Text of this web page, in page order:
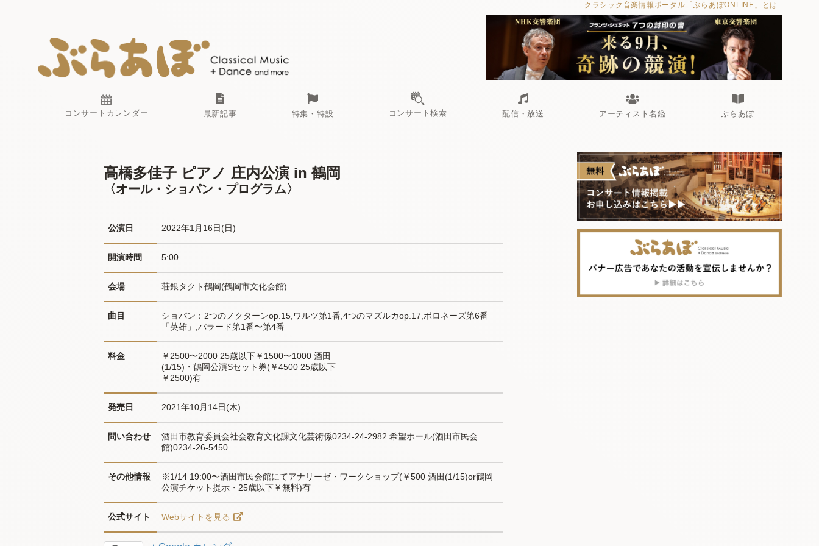
クラシック音楽情報ポータル「ぶらあぼONLINE」とは
コンサートカレンダー 最新記事 特集・特設 コンサート検索 配信・放送 アーティスト名鑑 ぶらあぼ
高橋多佳子 ピアノ 庄内公演 in 鶴岡
〈オール・ショパン・プログラム〉
公演日 2022年1月16日(日)
開演時間 5:00
会場 荘銀タクト鶴岡(鶴岡市文化会館)
曲目
ショパン：2つのノクターンop.15,ワルツ第1番,4つのマズルカop.17,ポロネーズ第6番
「英雄」,バラード第1番〜第4番
料金
￥2500〜2000 25歳以下￥1500〜1000 酒田
(1/15)・鶴岡公演Sセット券(￥4500 25歳以下
￥2500)有
発売日 2021年10月14日(木)
問い合わせ
酒田市教育委員会社会教育文化課文化芸術係0234-24-2982 希望ホール(酒田市民会
館)0234-26-5450
その他情報
※1/14 19:00〜酒田市民会館にてアナリーゼ・ワークショップ(￥500 酒田(1/15)or鶴岡
公演チケット提示・25歳以下￥無料)有
公式サイト Webサイトを見る